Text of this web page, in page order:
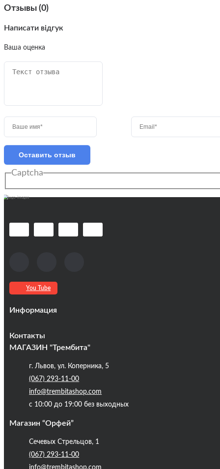
Отзывы (0)
Написати відгук
Ваша оценка
Оставить отзыв
Captcha
You Tube
Информация
Контакты
Публічна оферта
Бренди
Блог
Контакты
МАГАЗИН "Трембита"
г. Львов, ул. Коперника, 5
(067) 293-11-00
info@trembitashop.com
с 10:00 до 19:00 без выходных
Магазин “Орфей”
Сечевых Стрельцов, 1
(067) 293-11-00
info@trembitashop.com